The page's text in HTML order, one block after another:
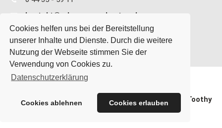
Cookies helfen uns bei der Bereitstellung
unserer Inhalte und Dienste. Durch die weitere
Nutzung der Webseite stimmen Sie der
Verwendung von Cookies zu.
Datenschutzerklärung
Cookies ablehnen Cookies erlauben
kontakt@cdu-grossenkneten.de
CDU Gemeindeverband Großenkneten Theme By SKT Toothy